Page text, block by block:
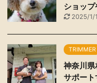
ショッ
2025/1/
TRIMMER
神奈川
サポート